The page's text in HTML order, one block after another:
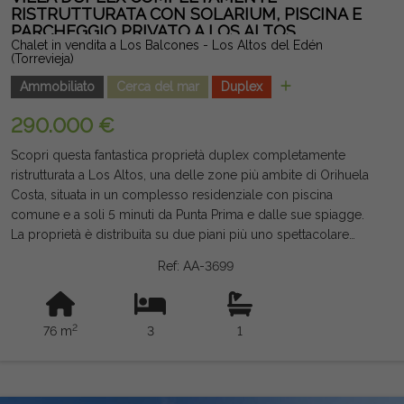
casa moderna, pronta a entrare in casa e con grande
potenziale per essere utilizzata come residenza abituale,
seconda casa o investimento. Nota legale: Tasse e costi non
dal punto di vista legale, e possono contenere errori.
RISTRUTTURATA CON SOLARIUM, PISCINA E
PARCHEGGIO PRIVATO A LOS ALTOS
Chalet in vendita a Los Balcones - Los Altos del Edén
(Torrevieja)
Ammobiliato
Cerca del mar Duplex
290.000 €
Scopri questa fantastica proprietà duplex completamente
ristrutturata a Los Altos, una delle zone più ambite di Orihuela
Costa, situata in un complesso residenziale con piscina
comune e a soli 5 minuti da Punta Prima e dalle sue spiagge.
La proprietà è distribuita su due piani più uno spettacolare
piano terra si trova una grande terrazza anteriore, un portico,
un luminoso soggiorno-pranzo, una cucina attrezzata (senza
lavatrice), una grande dispensa, una camera doppia con
armadio incorporato, bagno con doccia e deposito. Al piano
Ref: AA-3699
76 m2 3 1